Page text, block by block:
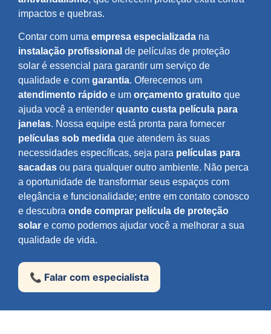
impactos e quebras.
Contar com uma empresa especializada na
instalação profissional de películas de proteção
solar é essencial para garantir um serviço de
qualidade e com garantia. Oferecemos um
atendimento rápido e um orçamento gratuito que
ajuda você a entender quanto custa película para
janelas. Nossa equipe está pronta para fornecer
películas sob medida que atendem às suas
necessidades específicas, seja para películas para
sacadas ou para qualquer outro ambiente. Não perca
a oportunidade de transformar seus espaços com
elegância e funcionalidade; entre em contato conosco
e descubra onde comprar película de proteção
solar e como podemos ajudar você a melhorar a sua
qualidade de vida.
📞 Falar com especialista